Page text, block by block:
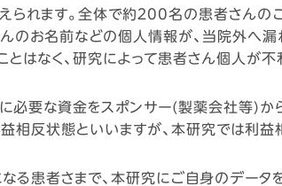
られます。全体で約２00名の患者さんの
のお名前などの個人情報が、当院外へ漏
とはなく、研究によって患者さん個人が不
必要な資金をスポンサー(製薬会社等)か
相反状態といいますが、本研究では利益
る患者さまで、本研究にご自身のデータ